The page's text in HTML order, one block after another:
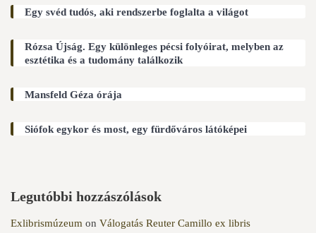
Egy svéd tudós, aki rendszerbe foglalta a világot
Rózsa Újság. Egy különleges pécsi folyóirat, melyben az
esztétika és a tudomány találkozik
Mansfeld Géza órája
Siófok egykor és most, egy fürdőváros látóképei
Legutóbbi hozzászólások
Exlibrismúzeum on Válogatás Reuter Camillo ex libris